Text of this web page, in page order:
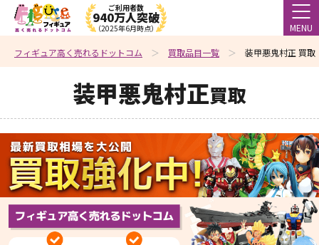
ご利用者数
940万人突破
（2025年6月時点） MENU
フィギュア高く売れるドットコム 買取品目一覧 装甲悪鬼村正 買取
装甲悪鬼村正買取